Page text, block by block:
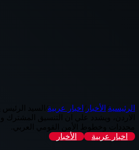
الرئيسية الأخبار اخبار عربية
السيد
الاردن، ويشدد علي ان التنسيق المشترك
اخبار عربية
الأخبار